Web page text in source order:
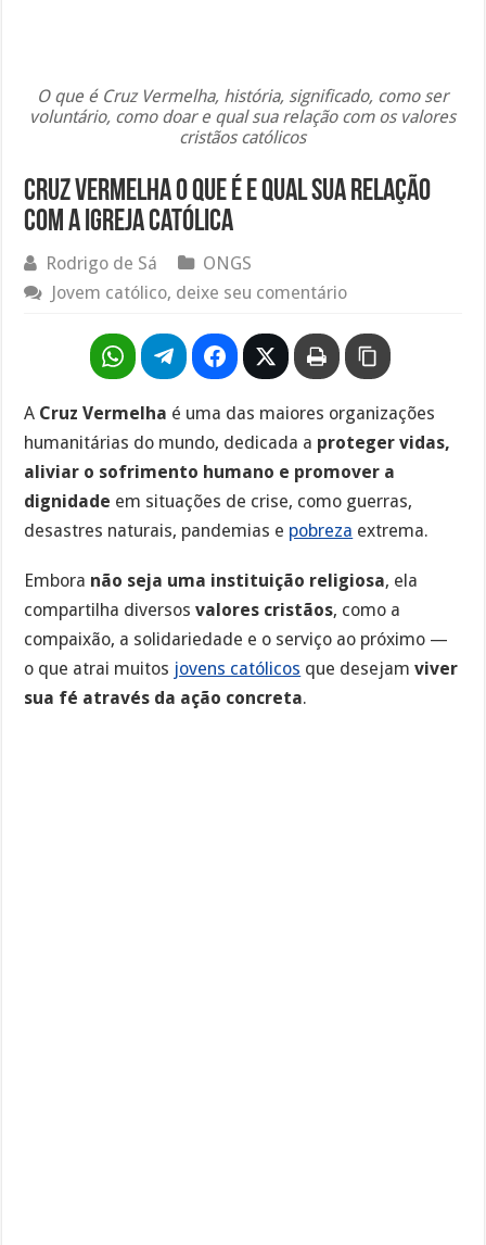
O que é Cruz Vermelha, história, significado, como ser
voluntário, como doar e qual sua relação com os valores
cristãos católicos
Cruz Vermelha o que é e qual sua relação
com a igreja católica
Rodrigo de Sá
ONGS
Jovem católico, deixe seu comentário
A Cruz Vermelha é uma das maiores organizações
humanitárias do mundo, dedicada a proteger vidas,
aliviar o sofrimento humano e promover a
dignidade em situações de crise, como guerras,
desastres naturais, pandemias e pobreza extrema.
Embora não seja uma instituição religiosa, ela
compartilha diversosvalores cristãos, como a
compaixão, a solidariedade e o serviço ao próximo —
o que atrai muitos jovens católicos que desejamviver
sua fé através da ação concreta.